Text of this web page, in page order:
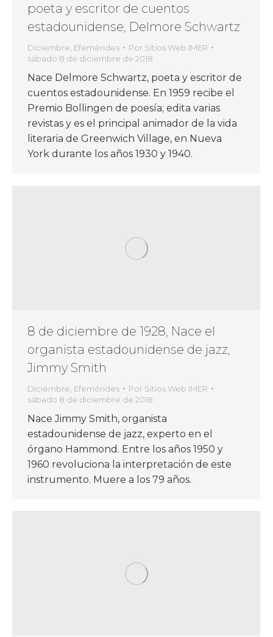
poeta y escritor de cuentos
estadounidense, Delmore Schwartz
Diciembre Efemérides Por Sitios Web IMER
sábado 8 de diciembre de 2018
Nace Delmore Schwartz, poeta y escritor de
cuentos estadounidense. En 1959 recibe el
Premio Bollingen de poesía; edita varias
revistas y es el principal animador de la vida
literaria de Greenwich Village, en Nueva
York durante los años 1930 y 1940.
8 de diciembre de 1928, Nace el
organista estadounidense de jazz,
Jimmy Smith
Diciembre Efemérides Por Sitios Web IMER
sábado 8 de diciembre de 2018
Nace Jimmy Smith, organista
estadounidense de jazz, experto en el
órgano Hammond. Entre los años 1950 y
1960 revoluciona la interpretación de este
instrumento. Muere a los 79 años.